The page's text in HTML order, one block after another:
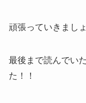
頑張っていきましょ
最後まで読んでい
た！！